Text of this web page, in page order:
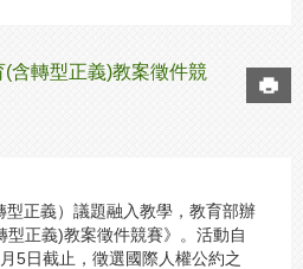
含轉型正義)教案徵件競
正義）議題融入教學，教育部辦
正義)教案徵件競賽》。活動自
5日截止，徵選國際人權公約之